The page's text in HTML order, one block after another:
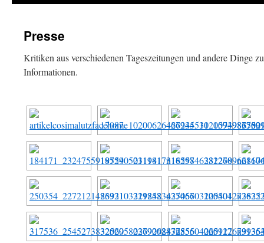
springen
Presse
Kritiken aus verschiedenen Tageszeitungen und andere Dinge
Informationen.